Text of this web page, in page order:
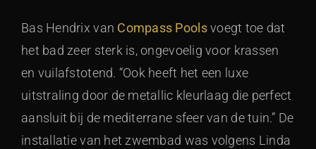
Bas Hendrix van Compass Poolsvoegt toe dat
het bad zeer sterk is, ongevoelig voor krassen
en vuilafstotend. “Ook heeft het een luxe
uitstraling door de metallic kleurlaag die perfect
aansluit bij de mediterrane sfeer van de tuin.” De
installatie van het zwembad was volgens Linda